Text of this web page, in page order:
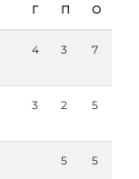
Г П О
4 3 7
3 2 5
5 5